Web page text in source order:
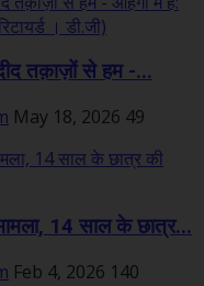
तक़ाज़ों से हम -...
May 18, 2026 49
14 साल के छात्र...
Feb 4, 2026 140